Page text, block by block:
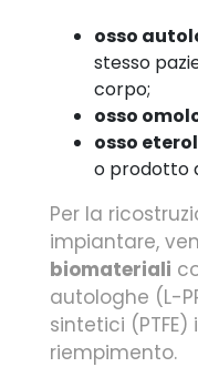
osso
stesso
corpo;
osso
osso
o prodotto
Per la
impiantare,
biomateriali
autologhe (L-
sintetici
riempimento.